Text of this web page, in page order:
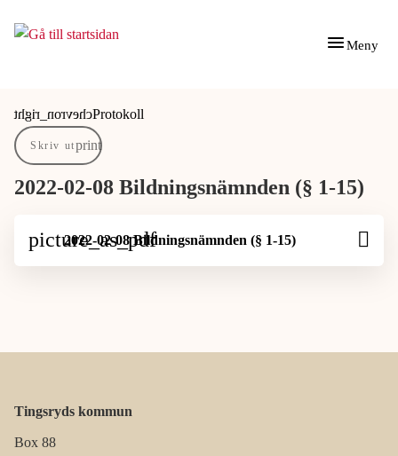
Gå till innehåll
Gå till huvudmeny
Meny
Du är här: Protokoll
Skriv ut
2022-02-08 Bildningsnämnden (§ 1-15)
2022-02-08 Bildningsnämnden (§ 1-15)
Tingsryds kommun
Box 88